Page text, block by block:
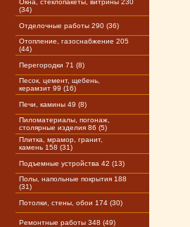
Окна, стеклопакеты, витрины 230
(34)
Отделочные работы 290 (36)
Отопление, газоснабжение 205
(44)
Перегородки 71 (8)
Песок, цемент, щебень,
керамзит 99 (16)
Печи, камины 49 (8)
Пиломатериалы, погонаж,
столярные изделия 86 (5)
Плитка, мрамор, гранит,
камень 158 (31)
Подъемные устройства 42 (13)
Полы, напольные покрытия 188
(31)
Потолки, стены, обои 174 (30)
Ремонтные работы 348 (49)